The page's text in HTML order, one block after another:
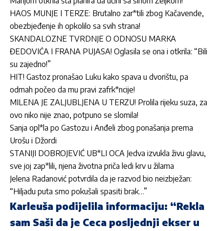
HAOS MUNJE I TERZE: Brutalno zar*tili zbog Kačavende,
obezbjeđenje ih opkolilo sa svih strana!
SKANDALOZNE TVRDNJE O ODNOSU MARKA
ĐEDOVIĆA I FRANA PUJASA! Oglasila se ona i otkrila: “Bili
su zajedno!”
HIT! Gastoz pronašao Luku kako spava u dvorištu, pa
odmah počeo da mu pravi zafrk*ncije!
MILENA JE ZALJUBLJENA U TERZU! Prolila rijeku suza, za
ovo niko nije znao, potpuno se slomila!
Sanja opl*la po Gastozu i Anđeli zbog ponašanja prema
Urošu i Džordi
STANIJI DOBROJEVIĆ UB*LI OCA Jedva izvukla živu glavu,
sve joj zap*lili, njena životna priča ledi krv u žilama
Jelena Radanović potvrdila da je razvod bio neizbježan:
“Hiljadu puta smo pokušali spasiti brak…”
Karleuša podijelila informaciju: “Rekla
sam Saši da je Ceca posljednji ekser u